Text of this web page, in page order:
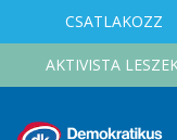
CSATLAKOZZ
AKTIVISTA